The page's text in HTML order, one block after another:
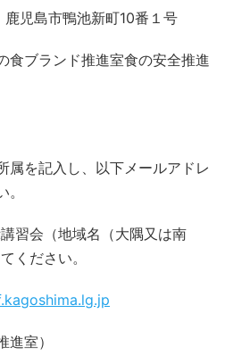
児島市鴨池新町10番１号
食ブランド推進室食の安全推進
属を記入し、以下メールアドレ
習会（地域名（大隅又は南
ください。
進室）